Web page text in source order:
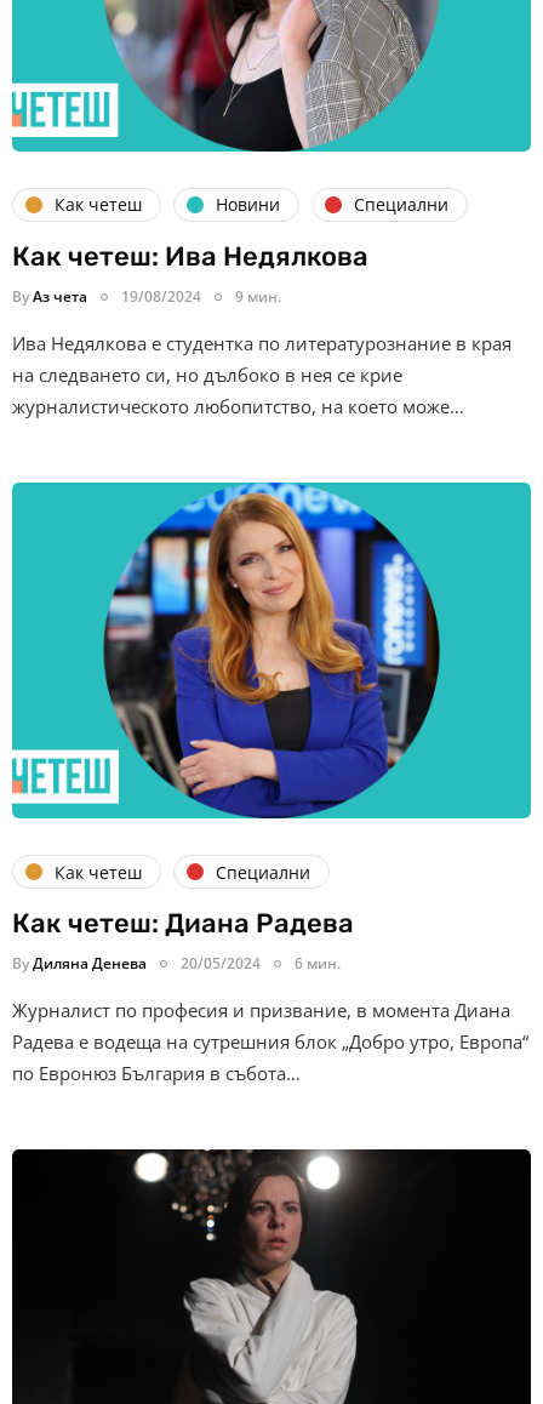
Как четеш Новини Специални
Как четеш: Ива Недялкова
ByАз чета 19/08/2024 9 мин.
Ива Недялкова е студентка по литературознание в края
на следването си, но дълбоко в нея се крие
журналистическото любопитство, на което може…
Как четеш Специални
Как четеш: Диана Радева
ByДиляна Денева 20/05/2024 6 мин.
Журналист по професия и призвание, в момента Диана
Радева е водеща на сутрешния блок „Добро утро, Европа“
по Евронюз България в събота…